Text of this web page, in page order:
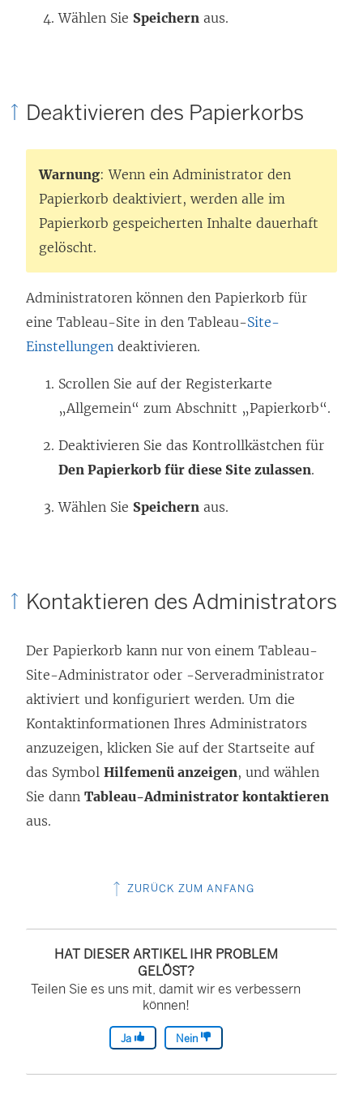
Wählen Sie Speichern aus.
Deaktivieren des Papierkorbs
Warnung: Wenn ein Administrator den
Papierkorb deaktiviert, werden alle im
Papierkorb gespeicherten Inhalte dauerhaft
gelöscht.
Administratoren können den Papierkorb für
eine Tableau-Site in den Tableau-Site-
Einstellungen deaktivieren.
Scrollen Sie auf der Registerkarte
„Allgemein“ zum Abschnitt „Papierkorb“.
Deaktivieren Sie das Kontrollkästchen für
Den Papierkorb für diese Site zulassen.
Wählen Sie Speichern aus.
Kontaktieren des Administrators
Der Papierkorb kann nur von einem Tableau-
Site-Administrator oder -Serveradministrator
aktiviert und konfiguriert werden. Um die
Kontaktinformationen Ihres Administrators
anzuzeigen, klicken Sie auf der Startseite auf
das Symbol Hilfemenü anzeigen, und wählen
Sie dann Tableau-Administrator kontaktieren
aus.
ZURÜCK ZUM ANFANG
HAT DIESER ARTIKEL IHR PROBLEM
GELÖST?
Teilen Sie es uns mit, damit wir es verbessern
können!
Ja Nein